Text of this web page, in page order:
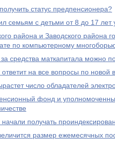
статус предпенсионера?
семьям с детьми от 8 до 17
района и Заводского района
по компьютерному
средства маткапитала можно
на все вопросы по новой
число обладателей
фонд и
получать
размер ежемесячных